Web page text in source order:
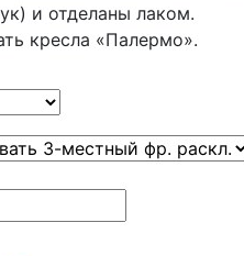
и отделаны лаком.
кресла «Палермо».